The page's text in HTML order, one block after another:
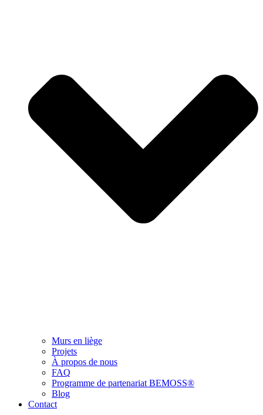
Murs en liège
Projets
À propos de nous
FAQ
Programme de partenariat BEMOSS®
Blog
Contact